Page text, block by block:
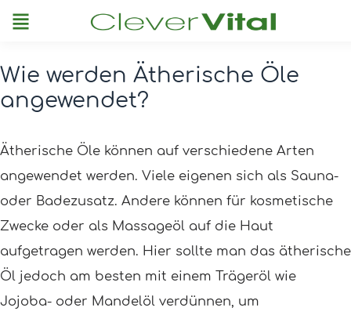
Menu
Wie werden Ätherische Öle
angewendet?
Ätherische Öle können auf verschiedene Arten
angewendet werden. Viele eigenen sich als Sauna-
oder Badezusatz. Andere können für kosmetische
Zwecke oder als Massageöl auf die Haut
aufgetragen werden. Hier sollte man das ätherische
Öl jedoch am besten mit einem Trägeröl wie
Jojoba- oder Mandelöl verdünnen, um
Post
navigation